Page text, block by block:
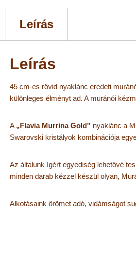
Leírás
Leírás
45 cm-es rövid nyaklánc eredeti
különleges élményt ad. A muránói
A „Flavia Murrina Gold” nyaklánc a
Swarovski kristályok kombinációja
Az általunk ígért egyediség lehetővé
minden darab kézzel készül olyan,
Alkotásaink örömet adó, vidámságot